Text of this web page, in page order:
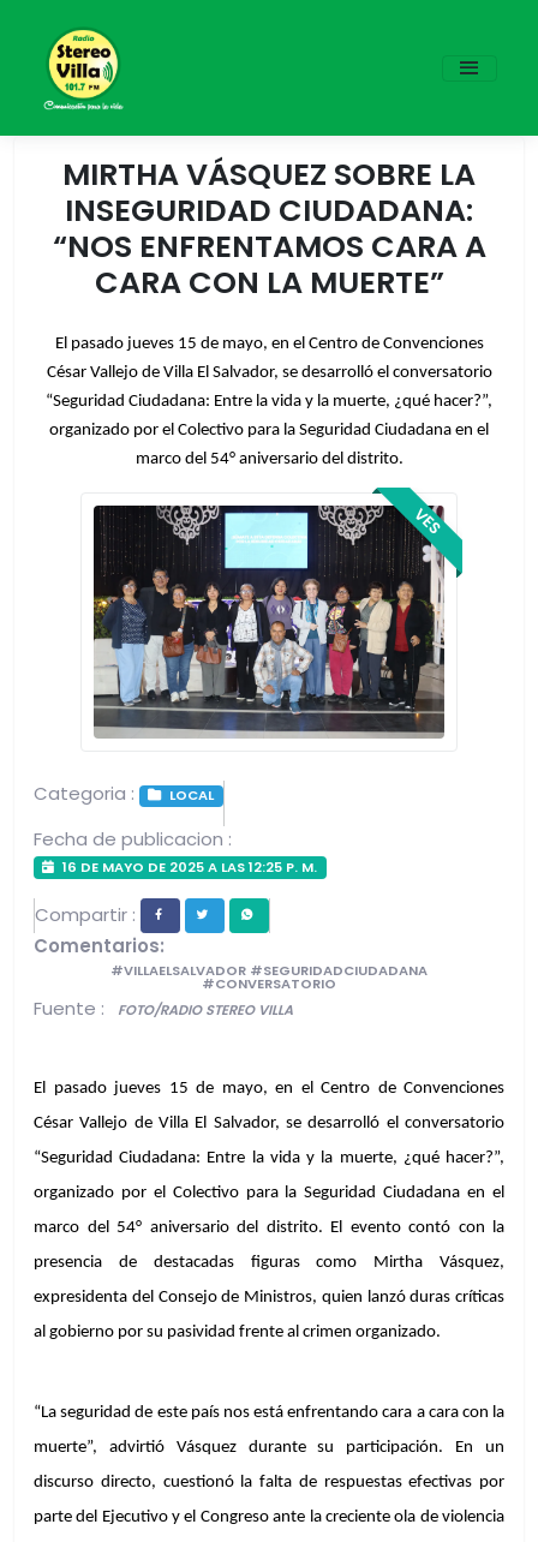
MIRTHA VÁSQUEZ SOBRE LA
INSEGURIDAD CIUDADANA:
“NOS ENFRENTAMOS CARA A
CARA CON LA MUERTE”
El pasado jueves 15 de mayo, en el Centro de Convenciones
César Vallejo de Villa El Salvador, se desarrolló el conversatorio
“Seguridad Ciudadana: Entre la vida y la muerte, ¿qué hacer?”,
organizado por el Colectivo para la Seguridad Ciudadana en el
marco del 54° aniversario del distrito.
VES
Categoria : LOCAL
Fecha de publicacion :
16 DE MAYO DE 2025 A LAS 12:25 P. M.
Compartir :
Comentarios:
#VILLAELSALVADOR #SEGURIDADCIUDADANA
#CONVERSATORIO
Fuente : FOTO/RADIO STEREO VILLA
El pasado jueves 15 de mayo, en el Centro de Convenciones
César Vallejo de Villa El Salvador, se desarrolló el conversatorio
“Seguridad Ciudadana: Entre la vida y la muerte, ¿qué hacer?”,
organizado por el Colectivo para la Seguridad Ciudadana en el
marco del 54° aniversario del distrito. El evento contó con la
presencia de destacadas figuras como Mirtha Vásquez,
expresidenta del Consejo de Ministros, quien lanzó duras críticas
al gobierno por su pasividad frente al crimen organizado.
“La seguridad de este país nos está enfrentando cara a cara con la
muerte”, advirtió Vásquez durante su participación. En un
discurso directo, cuestionó la falta de respuestas efectivas por
parte del Ejecutivo y el Congreso ante la creciente ola de violencia